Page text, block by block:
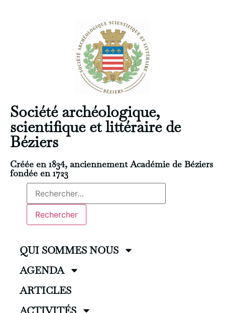
Société archéologique,
scientifique et littéraire de
Béziers
Créée en 1834, anciennement Académie de Béziers
fondée en 1723
QUI SOMMES NOUS
AGENDA
ARTICLES